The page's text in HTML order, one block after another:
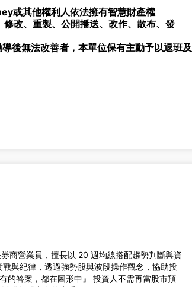
或其他權利人依法擁有智慧財產權
改、重製、公開播送、改作、散布、發
後無法改善者，本單位保有主動予以退班及
商營業員，擅長以 20 週均線搭配趨勢判斷與資
與紀律，透過強勢股與波段操作觀念，協助投
的答案，都在圖形中』 投資人不需再當股市預